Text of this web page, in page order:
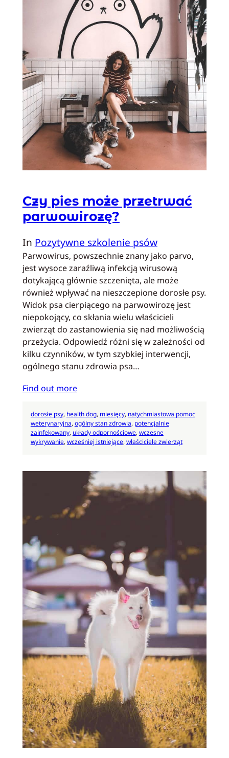
Czy pies może przetrwać
parwowirozę?
In Pozytywne szkolenie psów
Parwowirus, powszechnie znany jako parvo,
jest wysoce zaraźliwą infekcją wirusową
dotykającą głównie szczenięta, ale może
również wpływać na nieszczepione dorosłe psy.
Widok psa cierpiącego na parwowirozę jest
niepokojący, co skłania wielu właścicieli
zwierząt do zastanowienia się nad możliwością
przeżycia. Odpowiedź różni się w zależności od
kilku czynników, w tym szybkiej interwencji,
ogólnego stanu zdrowia psa…
Find out more
dorosłe psy, health dog, miesięcy, natychmiastowa pomoc
weterynaryjna, ogólny stan zdrowia, potencjalnie
zainfekowany, układy odpornościowe, wczesne
wykrywanie, wcześniej istniejące, właściciele zwierząt